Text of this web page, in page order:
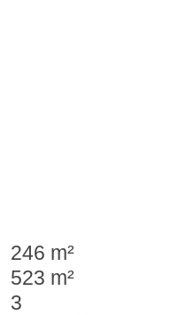
246 m²
523 m²
3